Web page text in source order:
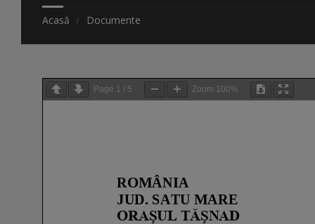
Acasă Documente
Page 1 / 5 Zoom 100%